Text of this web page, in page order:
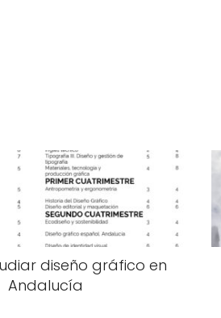
diseño gráfico en
Andalucía